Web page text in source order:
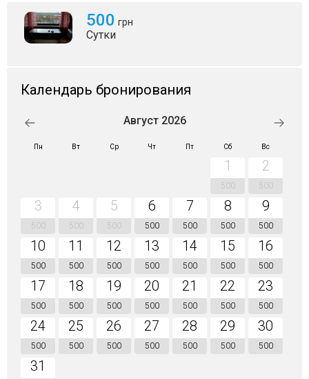
500 грн
Сутки
Календарь бронирования
Август 2026
Пн Вт Ср Чт Пт Сб Вс
1
500
2
500
3
500
4
500
5
500
6
500
7
500
8
500
9
500
10
500
11
500
12
500
13
500
14
500
15
500
16
500
17
500
18
500
19
500
20
500
21
500
22
500
23
500
24
500
25
500
26
500
27
500
28
500
29
500
30
500
31